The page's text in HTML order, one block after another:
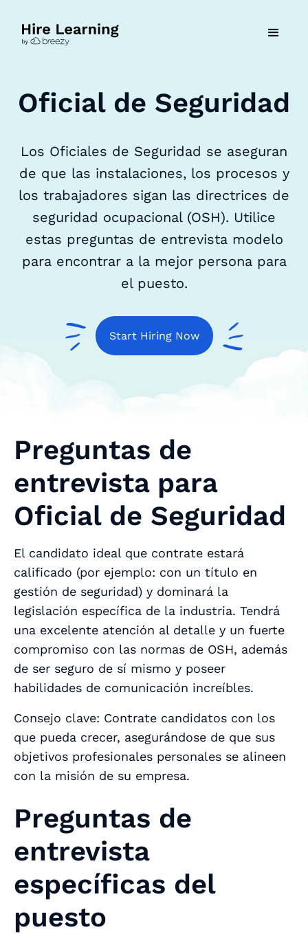
Oficial de Seguridad
Los Oficiales de Seguridad se aseguran
de que las instalaciones, los procesos y
los trabajadores sigan las directrices de
seguridad ocupacional (OSH). Utilice
estas preguntas de entrevista modelo
para encontrar a la mejor persona para
el puesto.
Start Hiring Now
Preguntas de
entrevista para
Oficial de Seguridad
El candidato ideal que contrate estará
calificado (por ejemplo: con un título en
gestión de seguridad) y dominará la
legislación específica de la industria. Tendrá
una excelente atención al detalle y un fuerte
compromiso con las normas de OSH, además
de ser seguro de sí mismo y poseer
habilidades de comunicación increíbles.
Consejo clave: Contrate candidatos con los
que pueda crecer, asegurándose de que sus
objetivos profesionales personales se alineen
con la misión de su empresa.
Preguntas de
entrevista
específicas del
puesto